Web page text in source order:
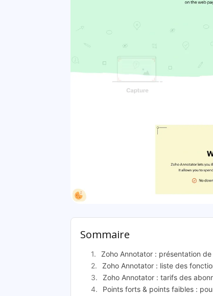
Sommaire
Zoho Annotator : présentation
Zoho Annotator : liste des
Zoho Annotator : tarifs des
Points forts & points faibles :